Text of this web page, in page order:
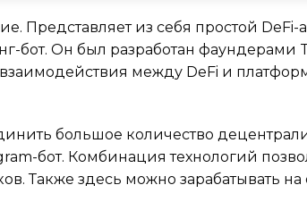
из себя простой DeFi-
бот. Он был разработан фаундерами
между DeFi и
большое количество
бот. Комбинация технологий
Также здесь можно зарабатывать